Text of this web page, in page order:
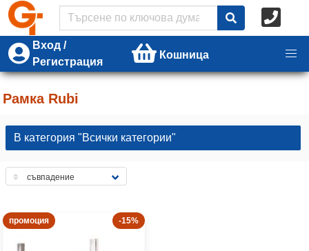
Вход /
Регистрация
Кошница
Рамка Rubi
В категория "Всички категории"
промоция -15%